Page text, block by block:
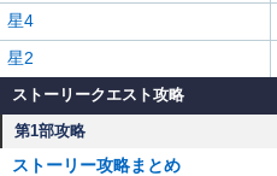
星4
星2
ストーリークエスト攻略
第1部攻略
ストーリー攻略まとめ